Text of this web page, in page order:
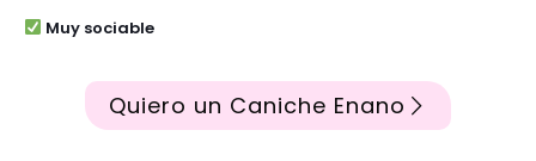
Muy sociable
Quiero un Caniche Enano